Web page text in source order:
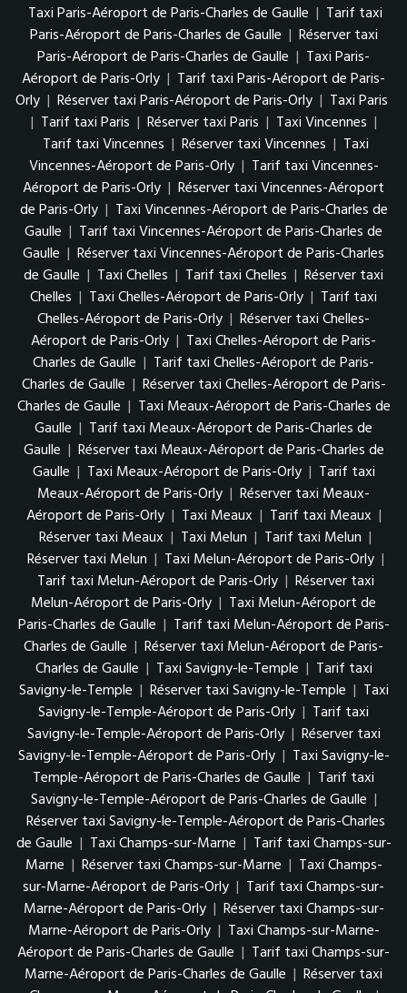
Taxi Paris-Aéroport de Paris-Charles de Gaulle | Tarif taxi
Paris-Aéroport de Paris-Charles de Gaulle | Réserver taxi
Paris-Aéroport de Paris-Charles de Gaulle | Taxi Paris-
Aéroport de Paris-Orly | Tarif taxi Paris-Aéroport de Paris-
Orly | Réserver taxi Paris-Aéroport de Paris-Orly | Taxi Paris
| Tarif taxi Paris | Réserver taxi Paris | Taxi Vincennes |
Tarif taxi Vincennes | Réserver taxi Vincennes | Taxi
Vincennes-Aéroport de Paris-Orly | Tarif taxi Vincennes-
Aéroport de Paris-Orly | Réserver taxi Vincennes-Aéroport
de Paris-Orly | Taxi Vincennes-Aéroport de Paris-Charles de
Gaulle | Tarif taxi Vincennes-Aéroport de Paris-Charles de
Gaulle | Réserver taxi Vincennes-Aéroport de Paris-Charles
de Gaulle | Taxi Chelles | Tarif taxi Chelles | Réserver taxi
Chelles | Taxi Chelles-Aéroport de Paris-Orly | Tarif taxi
Chelles-Aéroport de Paris-Orly | Réserver taxi Chelles-
Aéroport de Paris-Orly | Taxi Chelles-Aéroport de Paris-
Charles de Gaulle | Tarif taxi Chelles-Aéroport de Paris-
Charles de Gaulle | Réserver taxi Chelles-Aéroport de Paris-
Charles de Gaulle | Taxi Meaux-Aéroport de Paris-Charles de
Gaulle | Tarif taxi Meaux-Aéroport de Paris-Charles de
Gaulle | Réserver taxi Meaux-Aéroport de Paris-Charles de
Gaulle | Taxi Meaux-Aéroport de Paris-Orly | Tarif taxi
Meaux-Aéroport de Paris-Orly | Réserver taxi Meaux-
Aéroport de Paris-Orly | Taxi Meaux | Tarif taxi Meaux |
Réserver taxi Meaux | Taxi Melun | Tarif taxi Melun |
Réserver taxi Melun | Taxi Melun-Aéroport de Paris-Orly |
Tarif taxi Melun-Aéroport de Paris-Orly | Réserver taxi
Melun-Aéroport de Paris-Orly | Taxi Melun-Aéroport de
Paris-Charles de Gaulle | Tarif taxi Melun-Aéroport de Paris-
Charles de Gaulle | Réserver taxi Melun-Aéroport de Paris-
Charles de Gaulle | Taxi Savigny-le-Temple | Tarif taxi
Savigny-le-Temple | Réserver taxi Savigny-le-Temple | Taxi
Savigny-le-Temple-Aéroport de Paris-Orly | Tarif taxi
Savigny-le-Temple-Aéroport de Paris-Orly | Réserver taxi
Savigny-le-Temple-Aéroport de Paris-Orly | Taxi Savigny-le-
Temple-Aéroport de Paris-Charles de Gaulle | Tarif taxi
Savigny-le-Temple-Aéroport de Paris-Charles de Gaulle |
Réserver taxi Savigny-le-Temple-Aéroport de Paris-Charles
de Gaulle | Taxi Champs-sur-Marne | Tarif taxi Champs-sur-
Marne | Réserver taxi Champs-sur-Marne | Taxi Champs-
sur-Marne-Aéroport de Paris-Orly | Tarif taxi Champs-sur-
Marne-Aéroport de Paris-Orly | Réserver taxi Champs-sur-
Marne-Aéroport de Paris-Orly | Taxi Champs-sur-Marne-
Aéroport de Paris-Charles de Gaulle | Tarif taxi Champs-sur-
Marne-Aéroport de Paris-Charles de Gaulle | Réserver taxi